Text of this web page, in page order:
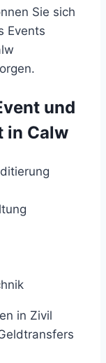
Sie sich
Events
und
in Calw
in Zivil